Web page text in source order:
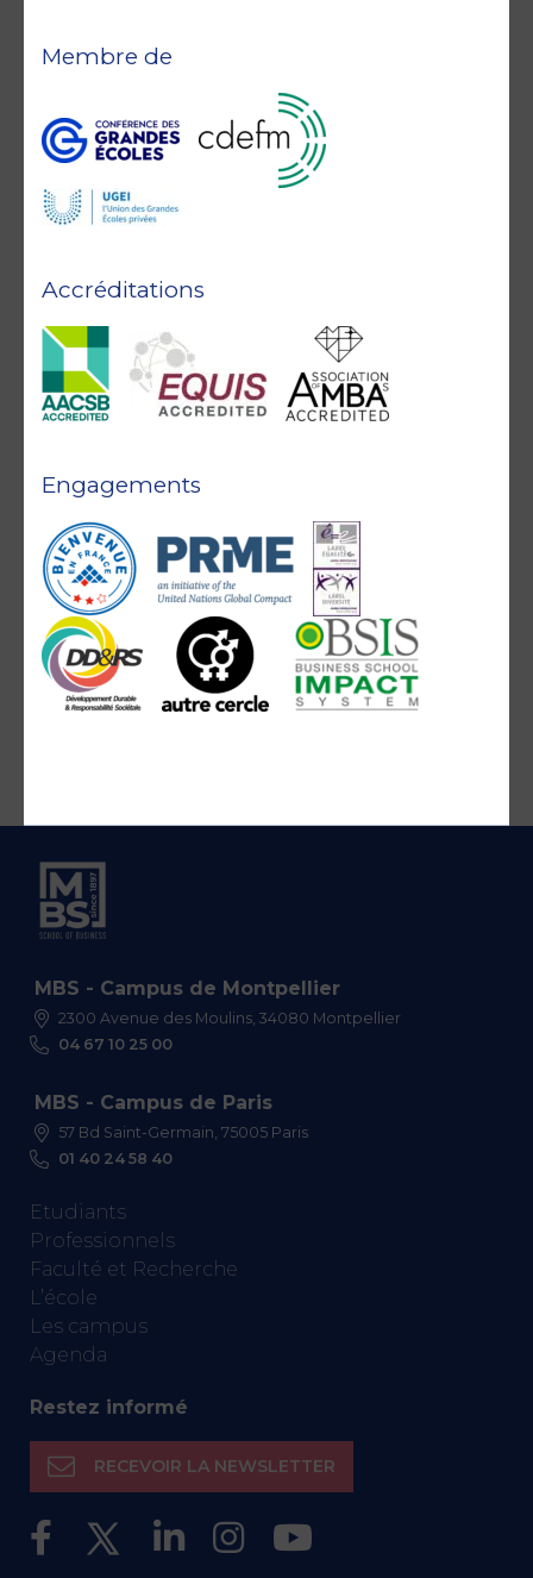
Accréditations
Membre de
Engagements
MBS - Campus de Montpellier
2300 Avenue des Moulins, 34080 Montpellier
04 67 10 25 00
MBS - Campus de Paris
57 Bd Saint-Germain, 75005 Paris
01 40 24 58 40
Etudiants
Professionnels
Faculté et Recherche
L’école
Les campus
Agenda
Restez informé
RECEVOIR LA NEWSLETTER